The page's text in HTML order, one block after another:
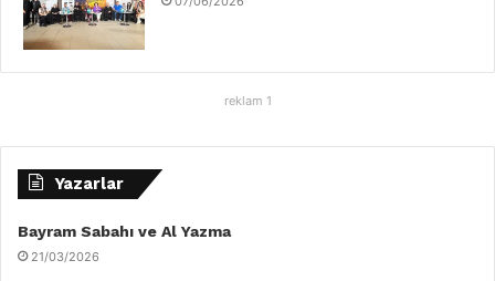
reklam 1
Yazarlar
Bayram Sabahı ve Al Yazma
21/03/2026